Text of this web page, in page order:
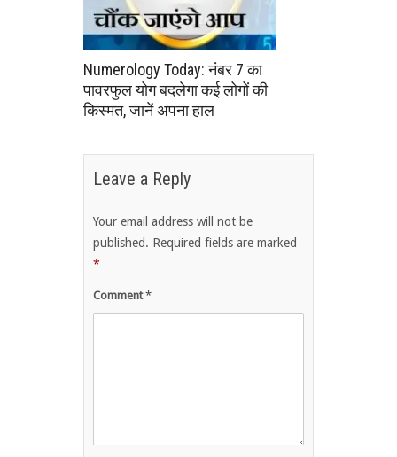
Numerology Today: नंबर 7 का
पावरफुल योग बदलेगा कई लोगों की
किस्मत, जानें अपना हाल
Leave a Reply
Your email address will not be
published. Required fields are marked
*
Comment*